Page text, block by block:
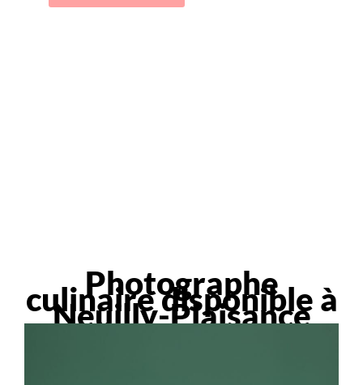
Photographe
culinaire disponible à
Neuilly-Plaisance